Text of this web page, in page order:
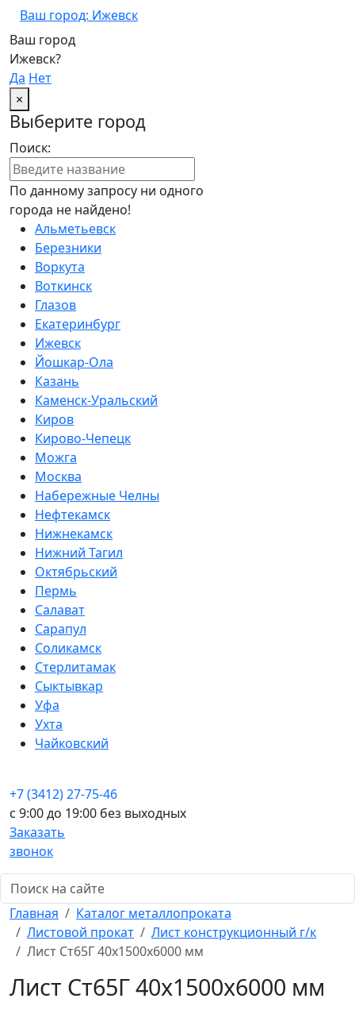
Ваш город: Ижевск
Ваш город
Ижевск?
Да Нет
×
Выберите город
Поиск:
По данному запросу ни одного
города не найдено!
Альметьевск
Березники
Воркута
Воткинск
Глазов
Екатеринбург
Ижевск
Йошкар-Ола
Казань
Каменск-Уральский
Киров
Кирово-Чепецк
Можга
Москва
Набережные Челны
Нефтекамск
Нижнекамск
Нижний Тагил
Октябрьский
Пермь
Салават
Сарапул
Соликамск
Стерлитамак
Сыктывкар
Уфа
Ухта
Чайковский
+7 (3412) 27-75-46
c 9:00 до 19:00 без выходных
Заказать
звонок
Главная
Каталог металлопроката
Листовой прокат
Лист конструкционный г/к
Лист Ст65Г 40x1500x6000 мм
Лист Ст65Г 40x1500x6000 мм